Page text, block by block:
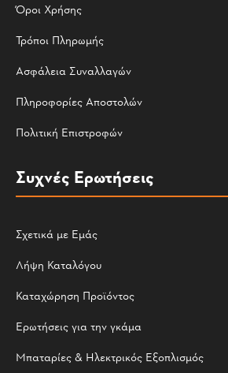
Όροι Χρήσης
Τρόποι Πληρωμής
Ασφάλεια Συναλλαγών
Πληροφορίες Αποστολών
Πολιτική Επιστροφών
Συχνές Ερωτήσεις
Σχετικά με Εμάς
Λήψη Καταλόγου
Καταχώρηση Προϊόντος
Ερωτήσεις για την γκάμα
Μπαταρίες & Ηλεκτρικός Εξοπλισμός